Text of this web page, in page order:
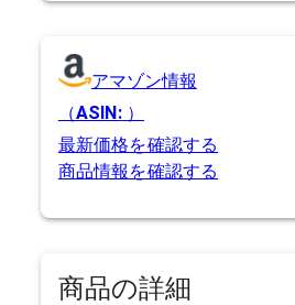
アマゾン情報
（ASIN: ）
最新価格を確認する
商品情報を確認する
商品の詳細